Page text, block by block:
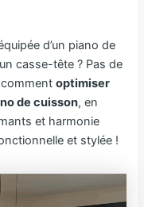
d’un piano de
casse-tête ? Pas de
commentoptimiser
de cuisson, en
et harmonie
et stylée !